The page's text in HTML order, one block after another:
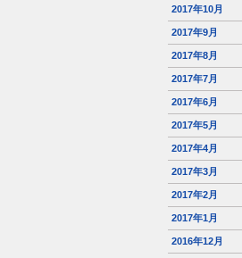
2017年10月
2017年9月
2017年8月
2017年7月
2017年6月
2017年5月
2017年4月
2017年3月
2017年2月
2017年1月
2016年12月